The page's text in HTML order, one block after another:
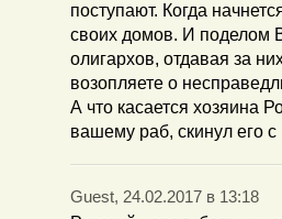
поступают. Когда
своих домов. И поделом
олигархов, отдавая за
возопляете о
А что касается хозяина
вашему раб, скинул его с
Guest, 24.02.2017 в 13:18